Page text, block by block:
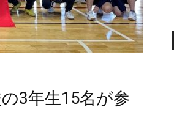
3年生15名が参